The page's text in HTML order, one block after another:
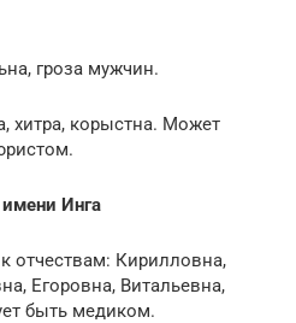
гроза мужчин.
хитра, корыстна. Может
имени Инга
отчествам: Кирилловна,
Егоровна, Витальевна,
быть медиком.